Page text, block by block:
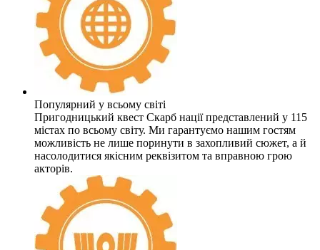
Популярний у всьому світі
Пригодницький квест Скарб нації представлений у 115
містах по всьому світу. Ми гарантуємо нашим гостям
можливість не лише поринути в захопливий сюжет, а й
насолодитися якісним реквізитом та вправною грою
акторів.